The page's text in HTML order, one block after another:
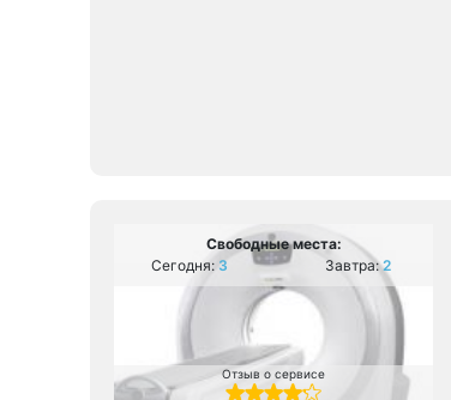
Свободные места:
Сегодня: 3 Завтра:2
Отзыв о сервисе